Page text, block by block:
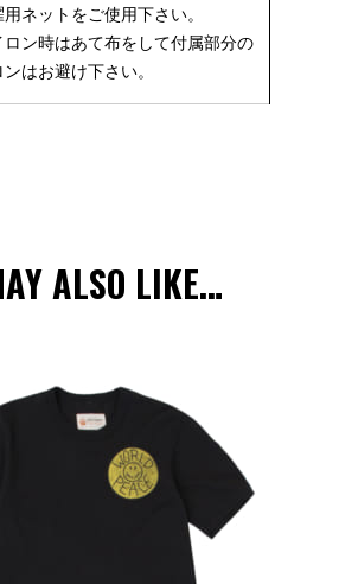
用ネットをご使用下さい。
ロン時はあて布をして付属部分の
はお避け下さい。
ALSO LIKE…
オンラインストアでみる